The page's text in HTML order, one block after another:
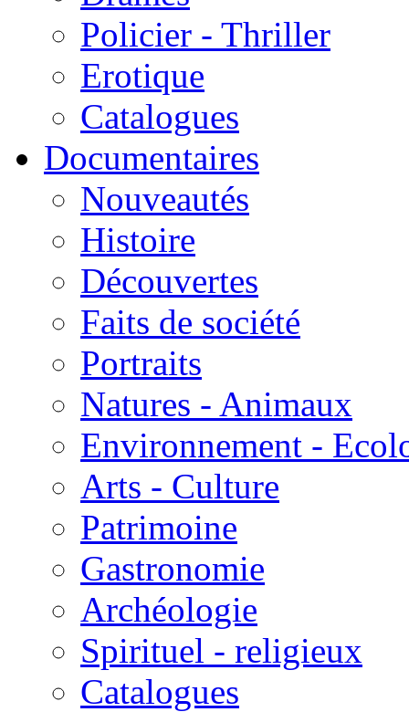
Policier - Thriller
Erotique
Catalogues
Documentaires
Nouveautés
Histoire
Découvertes
Faits de société
Portraits
Natures - Animaux
Environnement -
Arts - Culture
Patrimoine
Gastronomie
Archéologie
Spirituel - religieux
Catalogues